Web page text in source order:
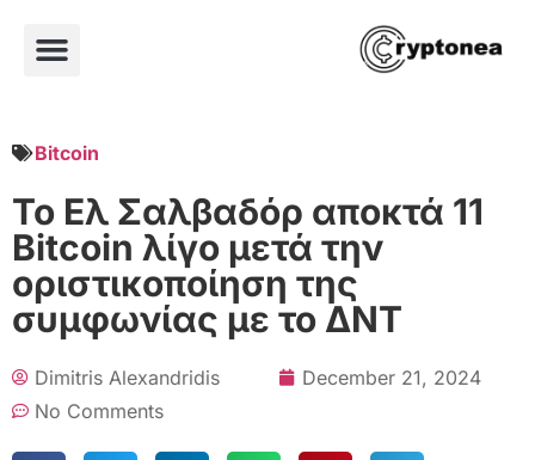
Bitcoin
Το Ελ Σαλβαδόρ αποκτά 11
Bitcoin λίγο μετά την
οριστικοποίηση της
συμφωνίας με το ΔΝΤ
Dimitris Alexandridis
December 21, 2024
No Comments